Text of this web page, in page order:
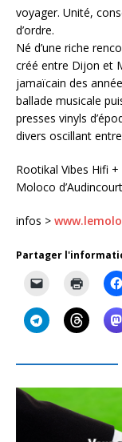
voyager. Unité,
d’ordre.
Né d’une riche
créé entre Dijon et
jamaïcain des
ballade musicale
presses vinyls
divers oscillant
Rootikal Vibes Hifi
Moloco
infos >
Partager